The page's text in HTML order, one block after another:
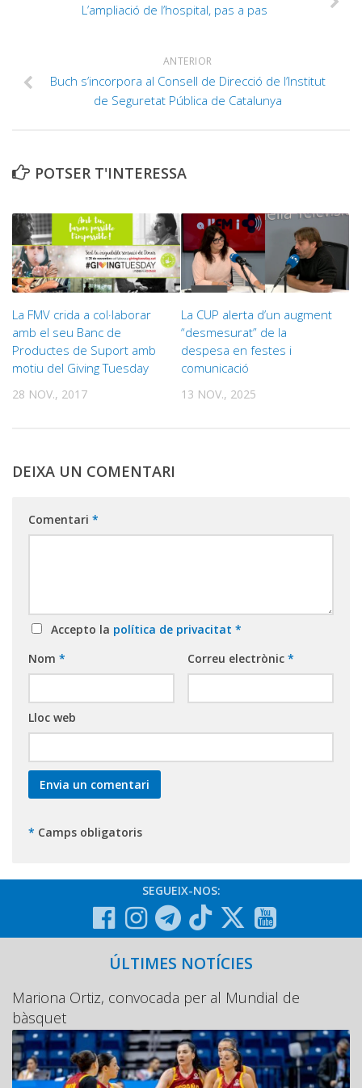
L’ampliació de l’hospital, pas a pas
ANTERIOR
Buch s’incorpora al Consell de Direcció de l’Institut
de Seguretat Pública de Catalunya
POTSER T'INTERESSA
La FMV crida a col·laborar
amb el seu Banc de
Productes de Suport amb
motiu del Giving Tuesday
28 NOV., 2017
La CUP alerta d’un augment
“desmesurat” de la
despesa en festes i
comunicació
13 NOV., 2025
DEIXA UN COMENTARI
Comentari *
Accepto la política de privacitat *
Nom * Correu electrònic *
Lloc web
* Camps obligatoris
SEGUEIX-NOS:
ÚLTIMES NOTÍCIES
Mariona Ortiz, convocada per al Mundial de
bàsquet